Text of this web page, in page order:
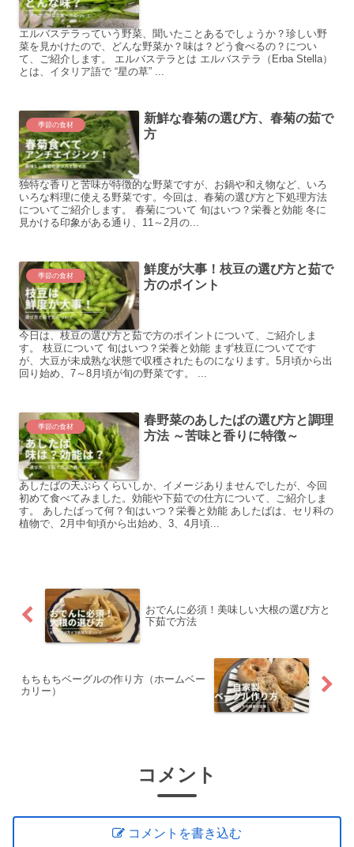
エルバステラっていう野菜、聞いたことあるでしょうか？珍しい野
菜を見かけたので、どんな野菜か？味は？どう食べるの？につい
て、ご紹介します。 エルバステラとは エルバステラ（Erba Stella）
とは、イタリア語で “星の草” ...
季節の食材
新鮮な春菊の選び方、春菊の茹で
方
独特な香りと苦味が特徴的な野菜ですが、お鍋や和え物など、いろ
いろな料理に使える野菜です。今回は、春菊の選び方と下処理方法
についてご紹介します。 春菊について 旬はいつ？栄養と効能 冬に
見かける印象がある通り、11～2月の...
季節の食材
鮮度が大事！枝豆の選び方と茹で
方のポイント
今日は、枝豆の選び方と茹で方のポイントについて、ご紹介しま
す。 枝豆について 旬はいつ？栄養と効能 まず枝豆についてです
が、大豆が未成熟な状態で収穫されたものになります。5月頃から出
回り始め、7～8月頃が旬の野菜です。 ...
季節の食材
春野菜のあしたばの選び方と調理
方法 ～苦味と香りに特徴～
あしたばの天ぷらくらいしか、イメージありませんでしたが、今回
初めて食べてみました。効能や下茹での仕方について、ご紹介しま
す。 あしたばって何？旬はいつ？栄養と効能 あしたばは、セリ科の
植物で、2月中旬頃から出始め、3、4月頃...
おでんに必須！美味しい大根の選び方と
下茹で方法
もちもちベーグルの作り方（ホームベー
カリー）
コメント
コメントを書き込む